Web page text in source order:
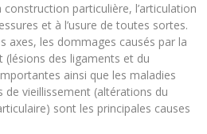
particulière, l’articulation
et à l’usure de toutes sortes.
axes, les dommages causés par la
(lésions des ligaments et du
ainsi que les maladies
vieillissement (altérations du
sont les principales causes